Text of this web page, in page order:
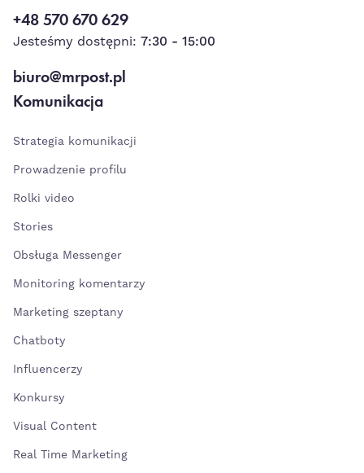
+48 570 670 629
Jesteśmy dostępni: 7:30 - 15:00
biuro@mrpost.pl
Komunikacja
Strategia komunikacji
Prowadzenie profilu
Rolki video
Stories
Obsługa Messenger
Monitoring komentarzy
Marketing szeptany
Chatboty
Influencerzy
Konkursy
Visual Content
Real Time Marketing